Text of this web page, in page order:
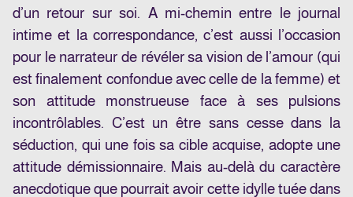
d’un retour sur soi. A mi-chemin entre le journal
intime et la correspondance, c’est aussi l’occasion
pour le narrateur de révéler sa vision de l’amour (qui
est finalement confondue avec celle de la femme) et
son attitude monstrueuse face à ses pulsions
incontrôlables. C’est un être sans cesse dans la
séduction, qui une fois sa cible acquise, adopte une
attitude démissionnaire. Mais au-delà du caractère
anecdotique que pourrait avoir cette idylle tuée dans